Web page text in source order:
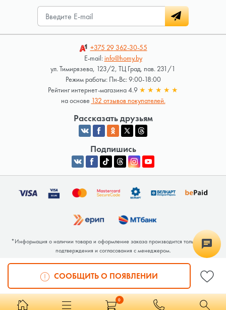
0
СООБЩИТЬ О ПОЯВЛЕНИИ
+375 29362-30-55
E-mail:info@homy.by
ул. Тимирязева, 123/2, ТЦ Град, пав. 231/1
Режим работы: Пн-Вс: 9:00-18:00
Рейтинг интернет-магазина 4.9 ★ ★ ★ ★ ★
на основе 132 отзывов покупателей.
Рассказать друзьям
Подпишись
*Информация о наличии товара и оформление заказа производится только после
подтверждения и согласования с менеджером.
Общество с ограниченной ответственностью «Люкрай» Юридический адрес:
220062, г. Минск, ул. Тимирязева, дом 123, корп. 2, оф. 367/2 Почтовый адрес:
220062, г. Минск, ул. Тимирязева, дом 123, корп. 2, оф. 367/2 УНП 691764371
Интернет-магазин зарегистрирован в Торговом реестре РБ под номером 768117 от
04.02.2026.